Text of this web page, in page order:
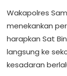
Wakapolres
menekankan
harapkan Sat
langsung ke
kesadaran